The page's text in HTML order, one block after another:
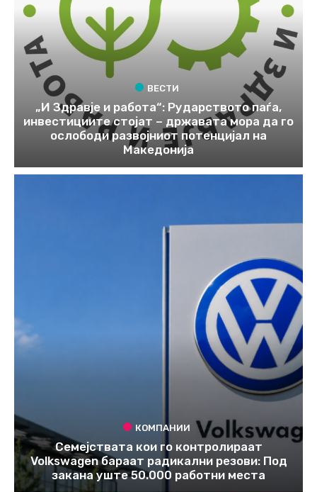
ВЕСТИ
„И Здравје и работа“: Рударството паѓа,
инвестициите стојат – државата мора да го
ослободи развојниот потенцијал на
Македонија
КОМПАНИИ
Семејствата кои го контролираат
Volkswagen бараат радикални резови: Под
закана уште 50.000 работни места